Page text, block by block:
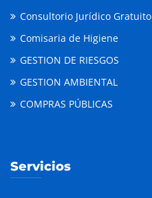
Consultorio Jurídico Gratuito
Comisaria de Higiene
GESTION DE RIESGOS
GESTION AMBIENTAL
COMPRAS PÚBLICAS
Servicios